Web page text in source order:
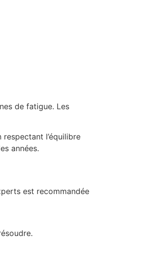
de fatigue. Les
l’équilibre
années.
est recommandée